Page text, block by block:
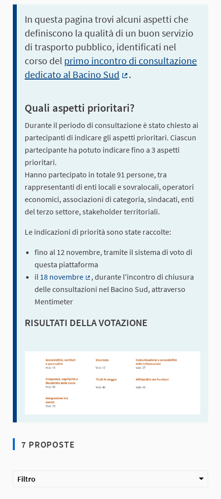
In questa pagina trovi alcuni aspetti che
definiscono la qualità di un buon servizio
di trasporto pubblico, identificati nel
corso del primo incontro di consultazione
dedicato al Bacino Sud
.
Quali aspetti prioritari?
Durante il periodo di consultazione è stato chiesto ai
partecipanti di indicare gli aspetti prioritari. Ciascun
partecipante ha potuto indicare fino a 3 aspetti
prioritari.
Hanno partecipato in totale 91 persone, tra
rappresentanti di enti locali e sovralocali, operatori
economici, associazioni di categoria, sindacati, enti
del terzo settore, stakeholder territoriali.
Le indicazioni di priorità sono state raccolte:
fino al 12 novembre, tramite il sistema di voto di
questa piattaforma
il 18 novembre
(Collegamento esterno)
, durante l'incontro di chiusura
delle consultazioni nel Bacino Sud, attraverso
Mentimeter
RISULTATI DELLA VOTAZIONE
7 PROPOSTE
Filtro